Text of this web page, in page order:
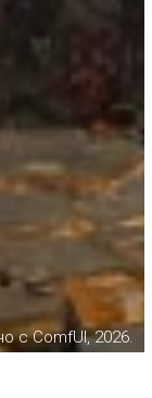
с ComfUI, 2026.